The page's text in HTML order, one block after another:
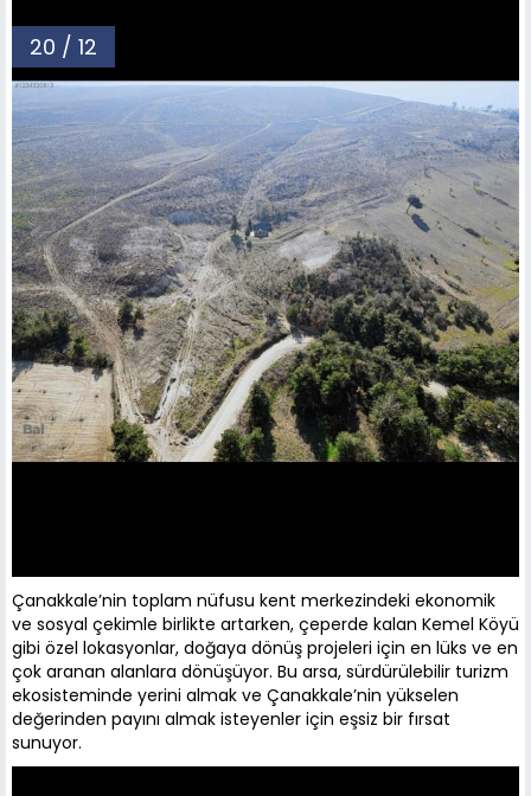
20 / 12
Çanakkale’nin toplam nüfusu kent merkezindeki ekonomik
ve sosyal çekimle birlikte artarken, çeperde kalan Kemel Köyü
gibi özel lokasyonlar, doğaya dönüş projeleri için en lüks ve en
çok aranan alanlara dönüşüyor. Bu arsa, sürdürülebilir turizm
ekosisteminde yerini almak ve Çanakkale’nin yükselen
değerinden payını almak isteyenler için eşsiz bir fırsat
sunuyor.